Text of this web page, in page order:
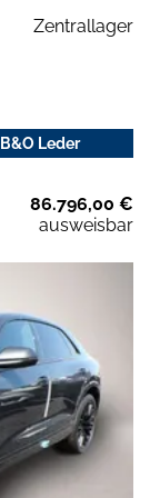
Zentrallager
Leder
86.796,00 €
ausweisbar